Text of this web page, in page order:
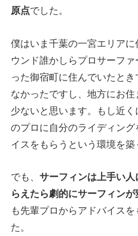
原点でした。
僕はいま千葉の一宮エリア
ウンド誰かしらプロサーフ
った御宿町に住んでいたと
なかったですし、地方にお
少ないと思います。もし近
のプロに自分のライディン
イスをもらうという環境を築
でも、サーフィンは上手い
らえたら劇的にサーフィン
も先輩プロからアドバイス
た。